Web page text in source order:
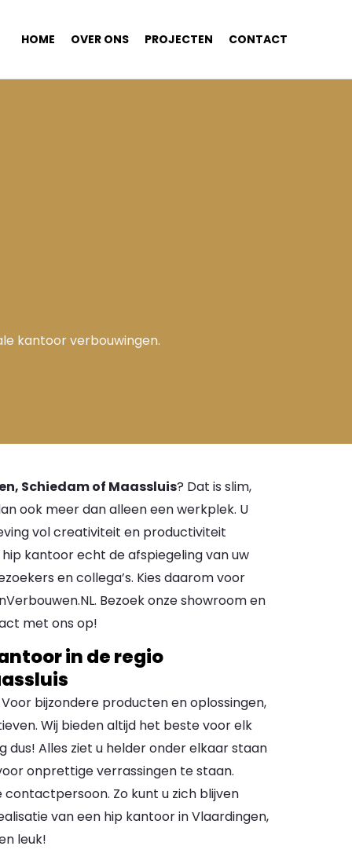
HOME OVER ONS PROJECTEN CONTACT
kantoor verbouwingen.
Schiedam of Maassluis? Dat is slim,
ook meer dan alleen een werkplek. U
vol creativiteit en productiviteit
kantoor echt de afspiegeling van uw
en collega’s. Kies daarom voor
Bezoek onze showroom en
met ons op!
in de regio
bijzondere producten en oplossingen,
Wij bieden altijd het beste voor elk
Alles ziet u helder onder elkaar staan
onprettige verrassingen te staan.
Zo kunt u zich blijven
van een hip kantoor in Vlaardingen,
leuk!